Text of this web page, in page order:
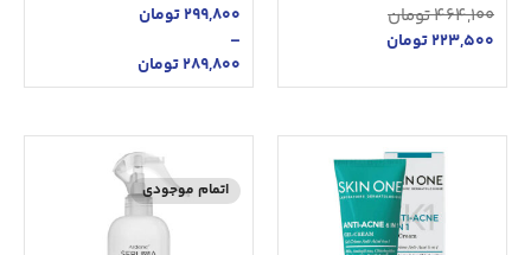
464,100تومان
223,500تومان
299,800تومان
–
289,800تومان
اتمام موجودی